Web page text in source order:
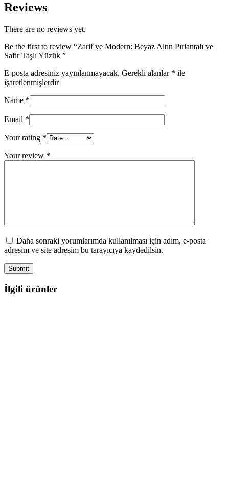
Reviews
There are no reviews yet.
Be the first to review “Zarif ve Modern: Beyaz Altın Pırlantalı ve
Safir Taşlı Yüzük ”
E-posta adresiniz yayınlanmayacak. Gerekli alanlar * ile
işaretlenmişlerdir
Name *
Email *
Your rating *
Your review *
Daha sonraki yorumlarımda kullanılması için adım, e-posta
adresim ve site adresim bu tarayıcıya kaydedilsin.
İlgili ürünler